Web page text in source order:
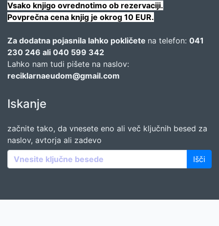
Vsako knjigo ovrednotimo ob rezervaciji.
Povprečna cena knjig je okrog 10 EUR.
Za dodatna pojasnila lahko pokličete na telefon: 041
230 246 ali 040 599 342
Lahko nam tudi pišete na naslov:
reciklarnaeudom@gmail.com
Iskanje
začnite tako, da vnesete eno ali več ključnih besed za
naslov, avtorja ali zadevo
Išči